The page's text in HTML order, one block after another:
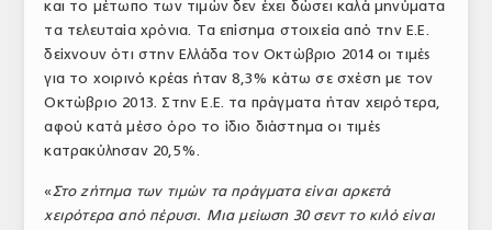
και το μέτωπο των τιμών δεν έχει δώσει καλά μηνύματα
τα τελευταία χρόνια. Τα επίσημα στοιχεία από την Ε.Ε.
δείχνουν ότι στην Ελλάδα τον Οκτώβριο 2014 οι τιμές
για το χοιρινό κρέας ήταν 8,3% κάτω σε σχέση με τον
Οκτώβριο 2013. Στην Ε.Ε. τα πράγματα ήταν χειρότερα,
αφού κατά μέσο όρο το ίδιο διάστημα οι τιμές
κατρακύλησαν 20,5%.
«Στο ζήτημα των τιμών τα πράγματα είναι αρκετά
χειρότερα από πέρυσι. Μια μείωση 30 σεντ το κιλό είναι